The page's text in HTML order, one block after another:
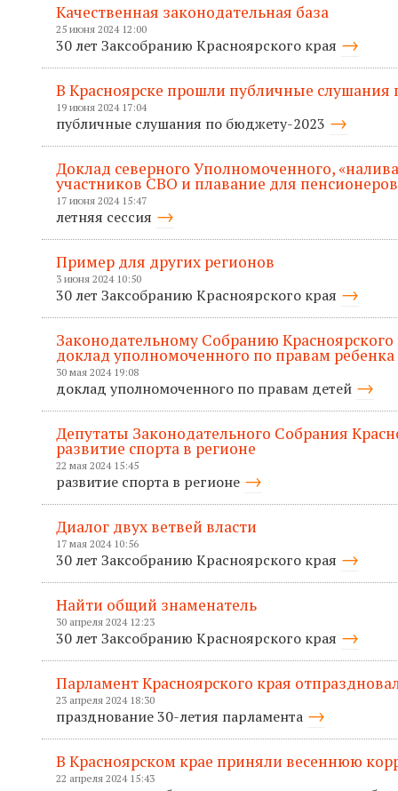
Качественная законодательная база
25 июня 2024 12:00
30 лет Заксобранию Красноярского края
В Красноярске прошли публичные слушания
19 июня 2024 17:04
публичные слушания по бюджету-2023
Доклад северного Уполномоченного,
участников СВО и плавание для пенсионеров
17 июня 2024 15:47
летняя сессия
Пример для других регионов
3 июня 2024 10:50
30 лет Заксобранию Красноярского края
Законодательному Собранию
доклад уполномоченного по правам ребенка
30 мая 2024 19:08
доклад уполномоченного по правам детей
Депутаты Законодательного Собрания
развитие спорта в регионе
22 мая 2024 15:45
развитие спорта в регионе
Диалог двух ветвей власти
17 мая 2024 10:56
30 лет Заксобранию Красноярского края
Найти общий знаменатель
30 апреля 2024 12:23
30 лет Заксобранию Красноярского края
Парламент Красноярского края
23 апреля 2024 18:30
празднование 30-летия парламента
В Красноярском крае приняли весеннюю
22 апреля 2024 15:43